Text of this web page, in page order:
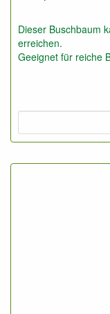
Dieser Buschbaum
erreichen.
Geeignet für reiche